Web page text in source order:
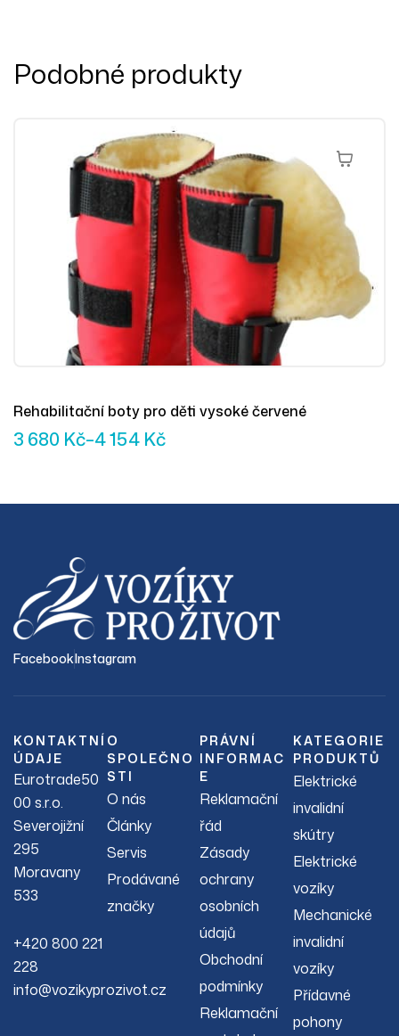
Podobné produkty
Výběr
Rehabilitační boty pro děti vysoké červené
3 680 Kč–4 154 Kč
FacebookInstagram
KONTAKTNÍ
ÚDAJE
Eurotrade50
00 s.r.o.
Severojižní
295
Moravany
533
+420 800 221
228
info@vozikyprozivot.cz
O
SPOLEČNO
STI
O nás
Články
Servis
Prodávané
značky
PRÁVNÍ
INFORMAC
E
Reklamační
řád
Zásady
ochrany
osobních
údajů
Obchodní
podmínky
Reklamační
KATEGORIE
PRODUKTŮ
Elektrické
invalidní
skútry
Elektrické
vozíky
Mechanické
invalidní
vozíky
Přídavné
pohony